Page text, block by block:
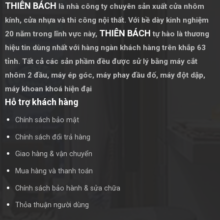
Kính thông minh:
Kính thông minh có khả năng thay đổi độ
trong suốt khi có dòng điện chạy qua, giúp kiểm soát ánh
sáng và đảm bảo sự riêng tư.
Ứng dụng:Kính thông minh được sử dụng trong các cửa sổ,
cửa ra vào, vách ngăn, và các khu vực cần kiểm soát ánh
Lợi ích của các sản phẩm kính:
hiện đại, sang trọng và tinh tế cho không gian sống.
Tối ưu hóa không gian:
không gian rộng rãi và thoáng đãng hơn.
Tăng cường ánh sáng tự nhiên:
ánh sáng tự nhiên, tạo cảm giác thoáng mát và sáng sủa cho
THIÊN BÁCH là nhà công ty chuyên sản xuất cửa nhôm
kính, cửa nhựa và thi công nội thất. Với bề dày kinh nghiệm
20 năm trong lĩnh vực này, THIÊN BÁCH tự hào là thương
hiệu tin dùng nhất với hàng ngàn khách hàng trên khắp 63
tỉnh. Tất cả các sản phầm đều được sử lý bằng máy cắt
nhôm 2 đầu, máy ép góc, máy phay đầu đố, máy đột dập,
máy khoan khoá hiện đại
Hỗ trợ khách hàng
Chính sách bảo mật
Chính sách đổi trả hàng
Giao hàng & vận chuyển
Mua hàng và thanh toán
Chính sách bảo hành & sửa chữa
Thỏa thuận người dùng